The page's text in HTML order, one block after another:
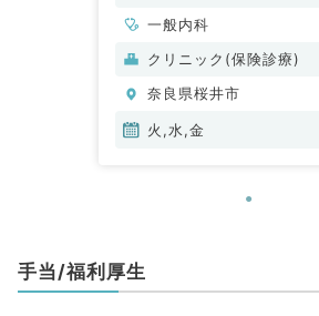
一般内科
クリニック(保険診療)
奈良県桜井市
火,水,金
手当/福利厚生